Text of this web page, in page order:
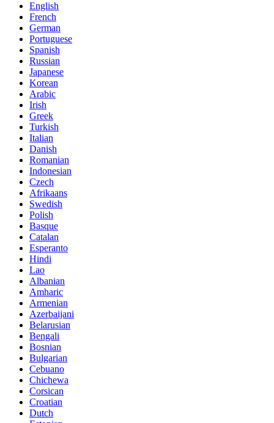
English
French
German
Portuguese
Spanish
Russian
Japanese
Korean
Arabic
Irish
Greek
Turkish
Italian
Danish
Romanian
Indonesian
Czech
Afrikaans
Swedish
Polish
Basque
Catalan
Esperanto
Hindi
Lao
Albanian
Amharic
Armenian
Azerbaijani
Belarusian
Bengali
Bosnian
Bulgarian
Cebuano
Chichewa
Corsican
Croatian
Dutch